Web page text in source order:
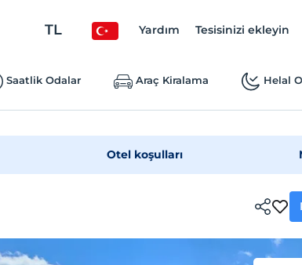
TL Yardım Tesisinizi ekleyin
Saatlik Odalar Araç Kiralama Helal
Otel koşulları